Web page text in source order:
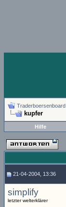
Traderboersenboard
kupfer
Hilfe
21-04-2004, 13:36
simplify
letzter welterklärer